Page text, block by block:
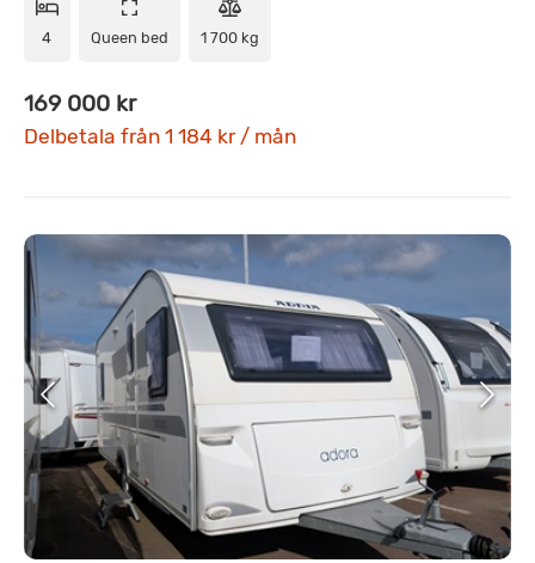
4 Queen bed 1 700 kg
169 000 kr
Delbetala från 1 184 kr / mån